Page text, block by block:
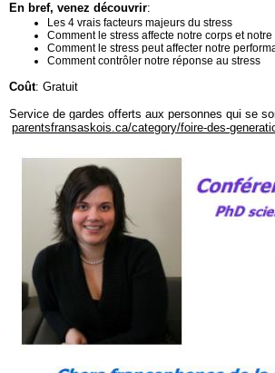
En bref, venez découvrir:
Les 4 vrais facteurs majeurs du stress
Comment le stress affecte notre corps et notre
Comment le stress peut affecter notre
Comment contrôler notre réponse au stress
Coût: Gratuit
Service de gardes offerts aux personnes qui se
parentsfransaskois.ca/category/foire-des-